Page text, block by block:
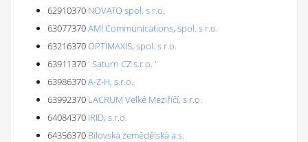
62910370 NOVATO spol. s r.o.
63077370AMI Communications, spol. s r.o.
63216370OPTIMAXIS, spol. s r.o.
63911370' Saturn CZ s.r.o. '
63986370A-Z-H, s.r.o.
63992370 LACRUM Velké Meziříčí, s.r.o.
64084370 IRID, s.r.o.
64356370 Bílovská zemědělská a.s.